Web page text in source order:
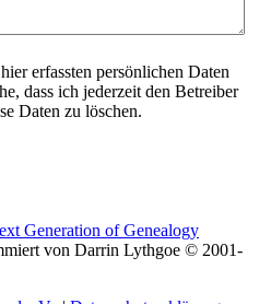
erfassten persönlichen Daten
dass ich jederzeit den Betreiber
Daten zu löschen.
Generation of Genealogy
von Darrin Lythgoe © 2001-